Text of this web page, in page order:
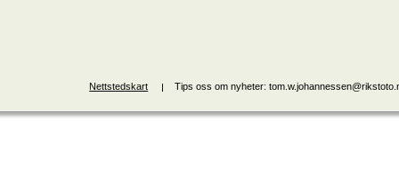
Nettstedskart Tips oss om nyheter: